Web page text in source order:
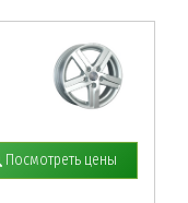
Посмотреть цены